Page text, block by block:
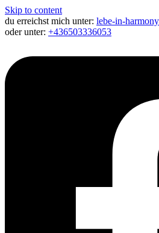
Skip to content
du erreichst mich unter: lebe-in-
oder unter: +436503336053